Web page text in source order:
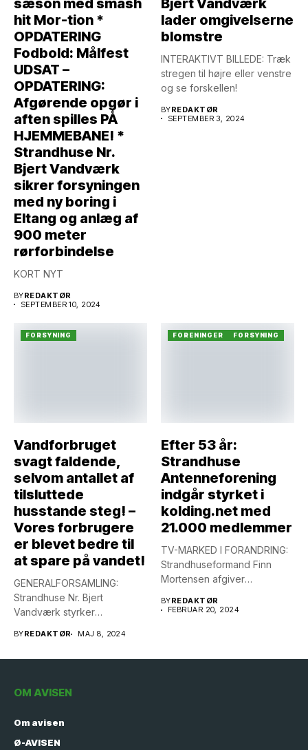
hit Mor-tion *
OPDATERING
Fodbold: Målfest
UDSAT –
OPDATERING:
Afgørende opgør i
aften spilles PÅ
HJEMMEBANE! *
Strandhuse Nr.
Bjert Vandværk
sikrer forsyningen
med ny boring i
Eltang og anlæg af
900 meter
rørforbindelse
KORT NYT
BYREDAKTØR
SEPTEMBER 10, 2024
lader omgivelserne
blomstre
INTERAKTIVT BILLEDE: Træk
stregen til højre eller venstre
og se forskellen!
BYREDAKTØR
SEPTEMBER 3, 2024
FORSYNING
Vandforbruget
svagt faldende,
selvom antallet af
tilsluttede
husstande steg! –
Vores forbrugere
er blevet bedre til
at spare på vandet!
GENERALFORSAMLING:
Strandhuse Nr. Bjert
Vandværk styrker
BYREDAKTØR MAJ 8, 2024
FORENINGER FORSYNING
Efter 53 år:
Strandhuse
Antenneforening
indgår styrket i
kolding.net med
21.000 medlemmer
TV-MARKED I FORANDRING:
Strandhuseformand Finn
Mortensen afgiver
fortsætter som
BYREDAKTØR
FEBRUAR 20, 2024
OM AVISEN
Om avisen
Ø-AVISEN